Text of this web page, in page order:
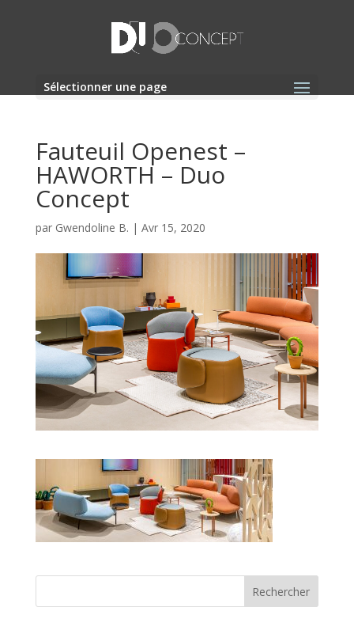
Sélectionner une page
Fauteuil Openest –
HAWORTH – Duo
Concept
par Gwendoline B. | Avr 15, 2020